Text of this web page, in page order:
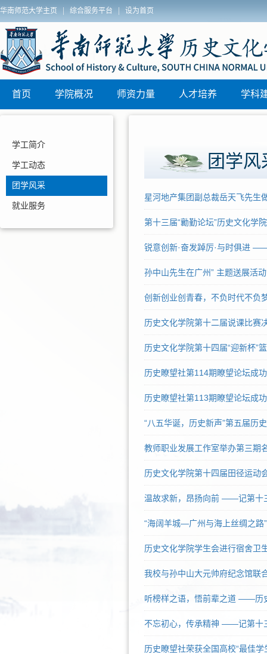
华南师范大学主页 综合服务平台 设为首页
历史文化学
首页 学院概况 师资力量 人才培养 学科
学工简介
学工动态
团学风采
就业服务
团学风
星河地产集团副总裁岳天飞先生
第十三届“勷勤论坛”历史文化学
锐意创新·奋发踔厉·与时俱进
孙中山先生在广州” 主题送展活
创新创业创青春，不负时代不
历史文化学院第十二届说课比赛
历史文化学院第十四届“迎新杯”
历史瞭望社第114期瞭望论坛成
历史瞭望社第113期瞭望论坛成
“八五华诞，历史新声”第五届历
教师职业发展工作室举办第三期
历史文化学院第十四届田径运动
温故求新，昂扬向前 ——记第十
“海阔羊城—广州与海上丝绸之
历史文化学院学生会进行宿舍卫
我校与孙中山大元帅府纪念馆联
听榜样之语，悟前辈之道 ——历
不忘初心，传承精神 ——记第十
历史瞭望社荣获全国高校“最佳学